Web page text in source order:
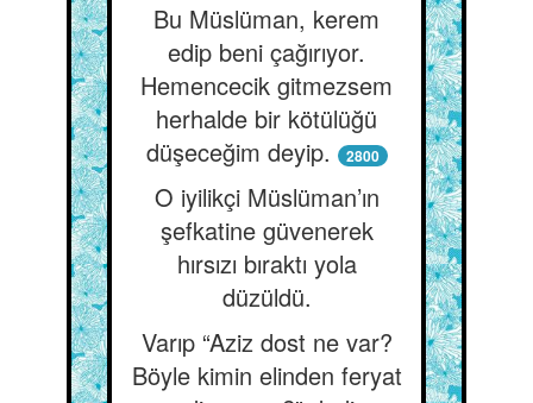
Bu Müslüman, kerem
edip beni çağırıyor.
Hemencecik gitmezsem
herhalde bir kötülüğü
düşeceğim deyip.
2800
O iyilikçi Müslüman’ın
şefkatine güvenerek
hırsızı bıraktı yola
düzüldü.
Varıp “Aziz dost ne var?
Böyle kimin elinden feryat